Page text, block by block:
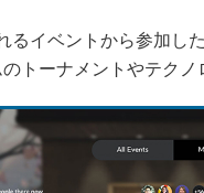
るイベントから参加し
トーナメントやテクノ